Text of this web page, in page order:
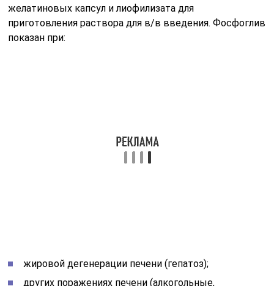
желатиновых капсул и лиофилизата для
приготовления раствора для в/в введения. Фосфоглив
показан при:
жировой дегенерации печени (гепатоз);
других поражениях печени (алкогольные,